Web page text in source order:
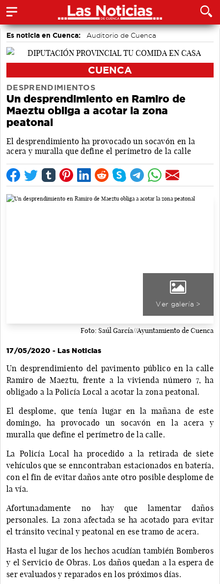
Es noticia en Cuenca: Auditorio de Cuenca
CUENCA
DESPRENDIMIENTOS
Un desprendimiento en Ramiro de
Maeztu obliga a acotar la zona
peatonal
El desprendimiento ha provocado un socavón en la
acera y muralla que define el perímetro de la calle
Ver galería >
Foto: Saúl García//Ayuntamiento de Cuenca
17/05/2020 - Las Noticias
Un desprendimiento del pavimento público en la calle
Ramiro de Maeztu, frente a la vivienda número 7, ha
obligado a la Policía Local a acotar la zona peatonal.
El desplome, que tenía lugar en la mañana de este
domingo, ha provocado un socavón en la acera y
muralla que define el perímetro de la calle.
La Policía Local ha procedido a la retirada de siete
vehículos que se enncontraban estacionados en batería,
con el fin de evitar daños ante otro posible desplome de
la vía.
Afortunadamente no hay que lamentar daños
personales. La zona afectada se ha acotado para evitar
el tránsito vecinal y peatonal en ese tramo de acera.
Hasta el lugar de los hechos acudían también Bomberos
y el Servicio de Obras. Los daños quedan a la espera de
ser evaluados y reparados en los próximos días.